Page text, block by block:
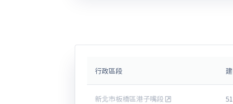
行政區段
新北市板橋區港子嘴段